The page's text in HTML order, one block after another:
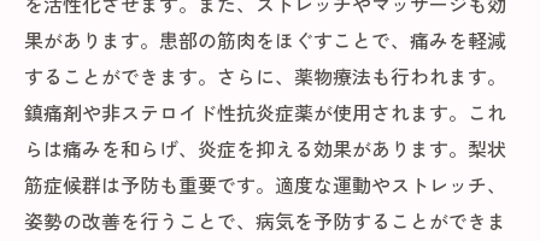
果があります。患部の筋肉をほぐすことで、痛みを軽減
することができます。さらに、薬物療法も行われます。
鎮痛剤や非ステロイド性抗炎症薬が使用されます。これ
らは痛みを和らげ、炎症を抑える効果があります。梨状
筋症候群は予防も重要です。適度な運動やストレッチ、
姿勢の改善を行うことで、病気を予防することができま